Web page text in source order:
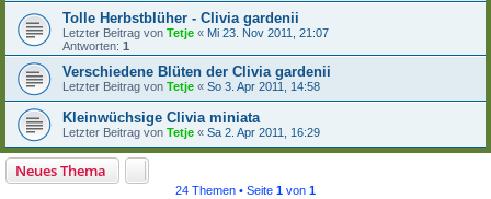
Tolle Herbstblüher - Clivia gardenii
Letzter Beitrag von Tetje « Mi 23. Nov 2011, 21:07
Antworten: 1
Verschiedene Blüten der Clivia gardenii
Letzter Beitrag von Tetje « So 3. Apr 2011, 14:58
Kleinwüchsige Clivia miniata
Letzter Beitrag von Tetje « Sa 2. Apr 2011, 16:29
Neues Thema
24 Themen • Seite 1 von 1